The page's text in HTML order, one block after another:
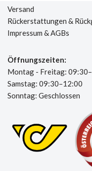
Versand
Rückerstattungen &
Impressum & AGBs
Öffnungszeiten:
Montag - Freitag:
Samstag: 09:30–12:00
Sonntag: Geschlossen